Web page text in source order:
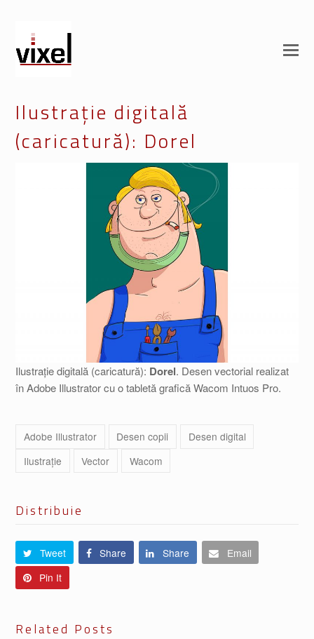
Ilustrație digitală
(caricatură): Dorel
Ilustrație digitală (caricatură): Dorel. Desen vectorial realizat
în Adobe Illustrator cu o tabletă grafică Wacom Intuos Pro.
Adobe Illustrator Desen copii
Desen digital
Ilustrație
Vector Wacom
Distribuie
Tweet Share Share
Email
Pin It
Related Posts